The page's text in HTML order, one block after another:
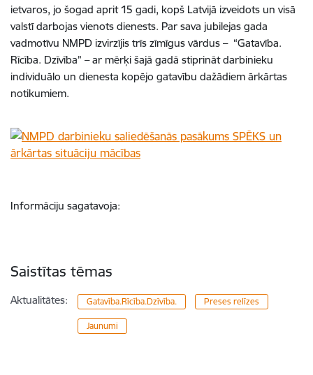
ietvaros, jo šogad aprit 15 gadi, kopš Latvijā izveidots un visā
valstī darbojas vienots dienests. Par sava jubilejas gada
vadmotīvu NMPD izvirzījis trīs zīmīgus vārdus – “Gatavība.
Rīcība. Dzīvība” – ar mērķi šajā gadā stiprināt darbinieku
individuālo un dienesta kopējo gatavību dažādiem ārkārtas
notikumiem.
Informāciju sagatavoja:
Saistītas tēmas
Aktualitātes: Gatavība.Rīcība.Dzīvība. Preses relīzes
Jaunumi